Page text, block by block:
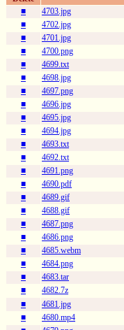
■
4703.jpg
■ 4702.jpg
■ 4701.jpg
■ 4700.png
■ 4699.txt
■ 4698.jpg
■ 4697.png
■ 4696.jpg
■ 4695.jpg
■ 4694.jpg
■ 4693.txt
■ 4692.txt
■ 4691.png
■ 4690.pdf
■ 4689.gif
■ 4688.gif
■ 4687.png
■ 4686.png
■ 4685.webm
■ 4684.png
■ 4683.tar
■ 4682.7z
■ 4681.jpg
■ 4680.mp4